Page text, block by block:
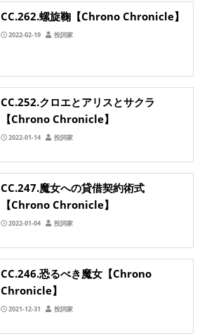
CC.262.螺旋鞠【Chrono Chronicle】
2022-02-19 投詞家
CC.252.クロエとアリスとサクラ
【Chrono Chronicle】
2022-01-14 投詞家
CC.247.魔女への貸借契約術式
【Chrono Chronicle】
2022-01-04 投詞家
CC.246.恐るべき魔女【Chrono
Chronicle】
2021-12-31 投詞家